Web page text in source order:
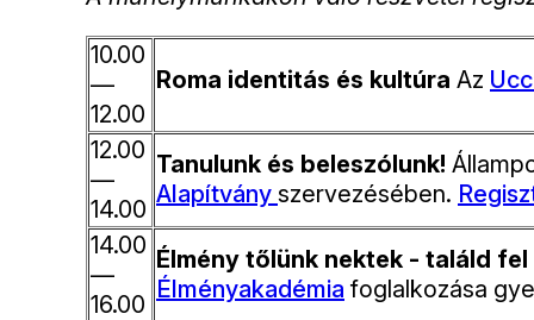
10.00
—
12.00
Roma identitás és kultúra Az
12.00
—
14.00
Tanulunk és beleszólunk!
Alapítvány szervezésében.
14.00
—
16.00
Élmény tőlünk nektek - találd
Élményakadémia foglalkozása